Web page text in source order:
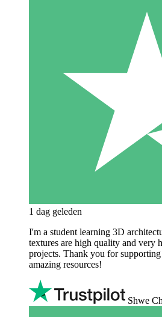
1 dag geleden
I'm a student learning 3D
textures are high quality and very
projects. Thank you for
amazing resources!
Shwe